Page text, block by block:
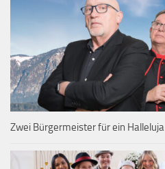
Zwei Bürgermeister für ein Halleluja